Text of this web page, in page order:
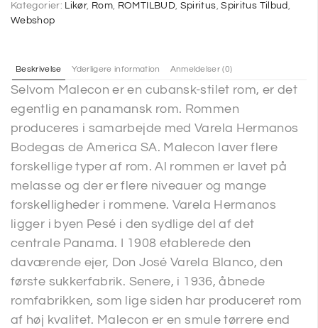
Kategorier: Likør, Rom, ROMTILBUD, Spiritus,Spiritus Tilbud ,
Webshop
Beskrivelse Yderligere information Anmeldelser (0)
Selvom Malecon er en cubansk-stilet rom, er det
egentlig en panamansk rom. Rommen
produceres i samarbejde med Varela Hermanos
Bodegas de America SA. Malecon laver flere
forskellige typer af rom. Al rommen er lavet på
melasse og der er flere niveauer og mange
forskelligheder i rommene. Varela Hermanos
ligger i byen Pesé i den sydlige del af det
centrale Panama. I 1908 etablerede den
daværende ejer, Don José Varela Blanco, den
første sukkerfabrik. Senere, i 1936, åbnede
romfabrikken, som lige siden har produceret rom
af høj kvalitet. Malecon er en smule tørrere end